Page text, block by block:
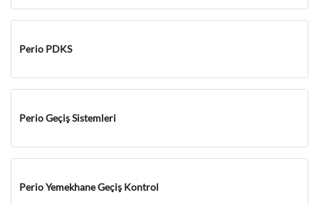
Perio PDKS
Perio Geçiş Sistemleri
Perio Yemekhane Geçiş Kontrol